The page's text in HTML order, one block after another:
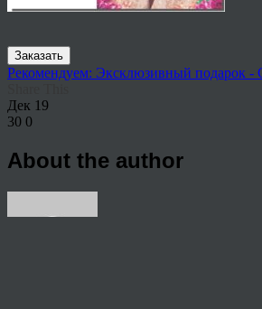
Заказать
Рекомендуем: Эксклюзивный подарок -
Дек 19
30 0
About the author